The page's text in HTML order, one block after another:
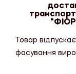
Товар
фасування